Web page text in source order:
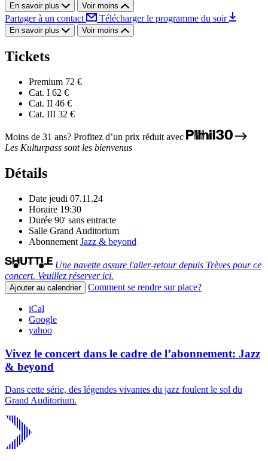
En savoir plus Voir moins
Partager à un contact Télécharger le programme du soir
En savoir plus Voir moins
Tickets
Premium 72 €
Cat. I 62 €
Cat. II 46 €
Cat. III 32 €
Moins de 31 ans? Profitez d’un prix réduit avec
Les Kulturpass sont les bienvenus
Détails
Date jeudi 07.11.24
Horaire 19:30
Durée 90' sans entracte
Salle Grand Auditorium
Abonnement Jazz & beyond
Une navette assure l'aller-retour depuis Trèves pour ce
concert. Veuillez réserver ici.
Ajouter au calendrier Comment se rendre sur place?
iCal
Google
yahoo
Vivez le concert dans le cadre de l’abonnement: Jazz
& beyond
Dans cette série, des légendes vivantes du jazz foulent le sol du
Grand Auditorium.